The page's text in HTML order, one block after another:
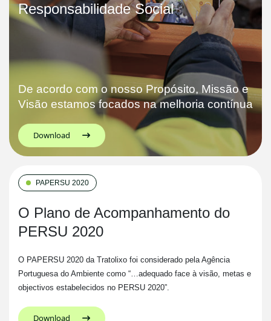
Responsabilidade Social
De acordo com o nosso Propósito, Missão e
Visão estamos focados na melhoria contínua
Download
PAPERSU 2020
O Plano de Acompanhamento do
PERSU 2020
O PAPERSU 2020 da Tratolixo foi considerado pela Agência
Portuguesa do Ambiente como “…adequado face à visão, metas e
objectivos estabelecidos no PERSU 2020”.
Download